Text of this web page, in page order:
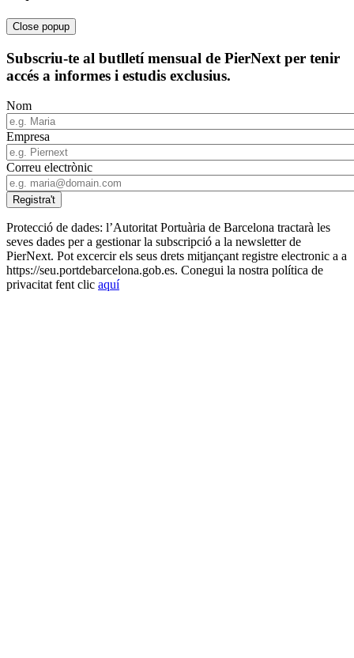
Close popup
Subscriu-te al butlletí mensual de PierNext per tenir
accés a informes i estudis exclusius.
Nom
Empresa
Correu electrònic
Protecció de dades: l’Autoritat Portuària de Barcelona tractarà les
seves dades per a gestionar la subscripció a la newsletter de
PierNext. Pot excercir els seus drets mitjançant registre electronic a a
https://seu.portdebarcelona.gob.es. Conegui la nostra política de
privacitat fent clic aquí